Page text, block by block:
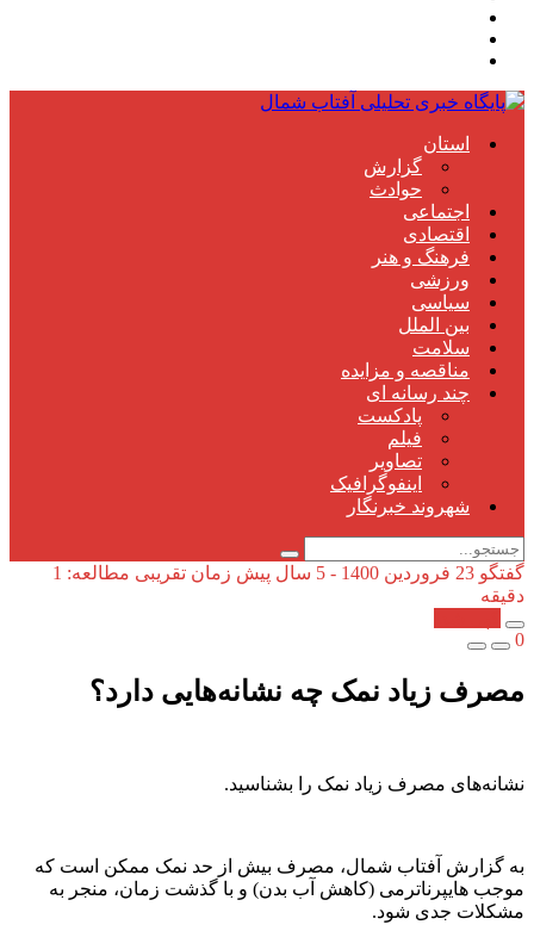
استان
گزارش
حوادث
اجتماعی
اقتصادی
فرهنگ و هنر
ورزشی
سیاسی
بین الملل
سلامت
مناقصه و مزایده
چند رسانه ای
پادکست
فیلم
تصاویر
اینفوگرافیک
شهروند خبرنگار
گفتگو 23 فروردین 1400 - 5 سال پیش
زمان تقریبی مطالعه: 1
دقیقه
0
مصرف زیاد نمک چه نشانه‌هایی دارد؟
نشانه‌های مصرف زیاد نمک را بشناسید.
به گزارش آفتاب شمال، مصرف بیش از حد نمک ممکن است که
موجب هایپرناترمی (کاهش آب بدن) و با گذشت زمان، منجر به
مشکلات جدی شود.